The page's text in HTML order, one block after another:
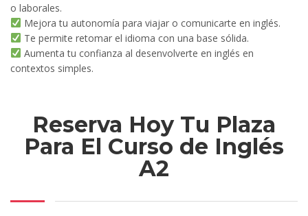
o laborales.
Mejora tu autonomía para viajar o comunicarte en inglés.
Te permite retomar el idioma con una base sólida.
Aumenta tu confianza al desenvolverte en inglés en
contextos simples.
Reserva Hoy Tu Plaza
Para El Curso de Inglés
A2